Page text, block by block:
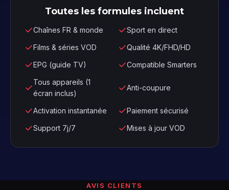
Toutes les formules incluent
Chaînes FR & monde
Sport en direct
Films & séries VOD
Qualité 4K/FHD/HD
EPG (guide TV)
Compatible Smarters
Tous appareils (1
écran inclus)
Anti-coupure
Activation instantanée
Paiement sécurisé
Support 7j/7
Mises à jour VOD
AVIS CLIENTS